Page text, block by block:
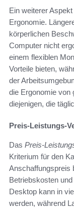
Ein weiterer
Ergonomie.
körperlichen
Computer nicht
einem flexiblen
Vorteile bieten,
der
die Ergonomie von
diejenigen, die
Preis-Leistungs-
Das Preis-
Kriterium für den
Anschaffungspreis
Betriebskosten
Desktop kann in
werden, während